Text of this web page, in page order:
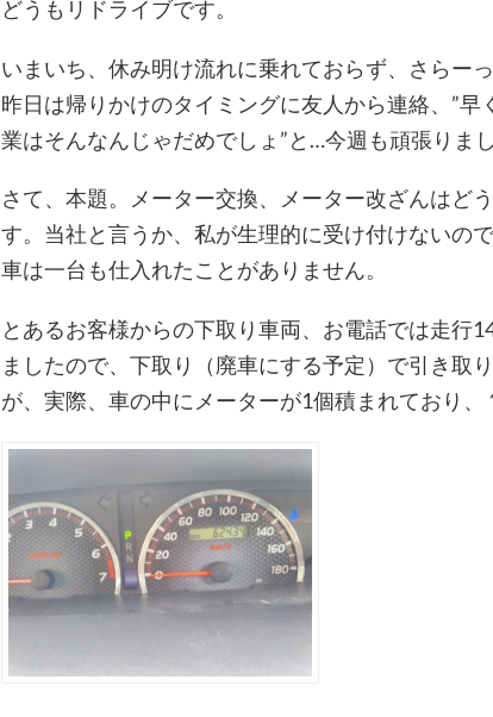
どうもリドライブです。
いまいち、休み明け流れに乗れておらず、さらー
昨日は帰りかけのタイミングに友人から連絡、”早
業はそんなんじゃだめでしょ”と…今週も頑張りまし
さて、本題。メーター交換、メーター改ざんはど
す。当社と言うか、私が生理的に受け付けないの
車は一台も仕入れたことがありません。
とあるお客様からの下取り車両、お電話では走行
ましたので、下取り（廃車にする予定）で引き取
が、実際、車の中にメーターが1個積まれており、